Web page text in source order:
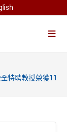
特聘教授榮獲114